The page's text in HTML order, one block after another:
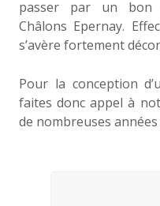
passer par un bon
Châlons Epernay.
s’avère fortement
Pour la conception
faites donc appel à
de nombreuses